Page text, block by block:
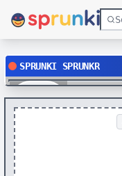
SPRUNKI SPRUNKR
Play